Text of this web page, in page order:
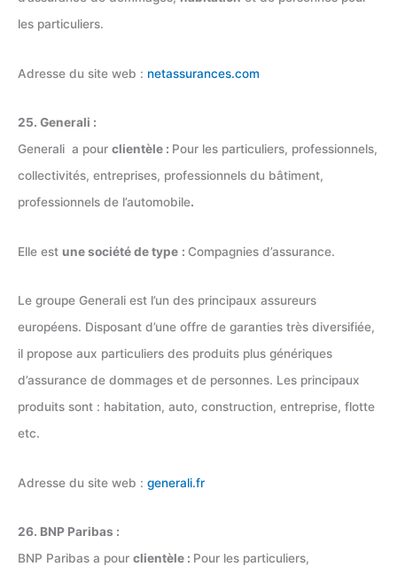
les particuliers.
Adresse du site web : netassurances.com
25. Generali :
Generali a pour clientèle : Pour les particuliers, professionnels,
collectivités, entreprises, professionnels du bâtiment,
professionnels de l’automobile.
Elle est une société de type : Compagnies d’assurance.
Le groupe Generali est l’un des principaux assureurs
européens. Disposant d’une offre de garanties très diversifiée,
il propose aux particuliers des produits plus génériques
d’assurance de dommages et de personnes. Les principaux
produits sont : habitation, auto, construction, entreprise, flotte
etc.
Adresse du site web : generali.fr
26. BNP Paribas :
BNP Paribas a pour clientèle : Pour les particuliers,